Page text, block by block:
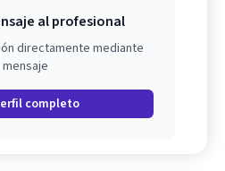
al profesional
directamente mediante
mensaje
completo